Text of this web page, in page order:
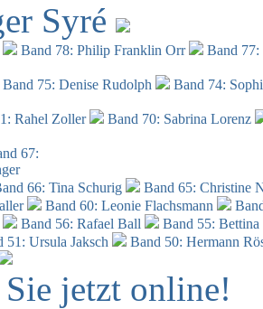
Syré
Band 78: Philip Franklin Orr
Band
Band 75: Denise Rudolph
Band 74:
Rahel Zoller
Band 70: Sabrina Lorenz
67:
66: Tina Schurig
Band 65: Christine
Band 60: Leonie Flachsmann
Band 56: Rafael Ball
Band 55:
51: Ursula Jaksch Band 50: Hermann
jetzt online!